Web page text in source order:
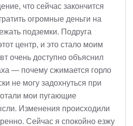
что сейчас закончится
огромные деньги на
подземки. Подруга
центр, и это стало моим
очень доступно объяснил
— почему сжимается горло
не могу задохнуться при
мои пугающие
Изменения происходили
Сейчас я спокойно езжу